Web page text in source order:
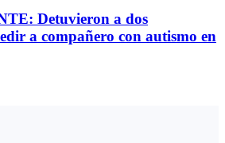
Detuvieron a dos
a compañero con autismo en